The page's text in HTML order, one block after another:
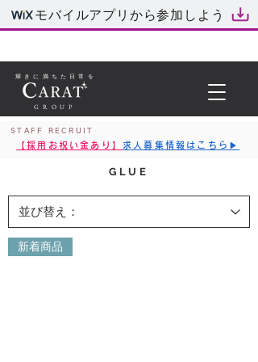
モバイルアプリから参加しよう
輝きに満ちた日常を
GROUP
STAFF RECRUIT
【採用お祝い金あり】 求人募集情報はこちら▶︎
GLUE
新着商品